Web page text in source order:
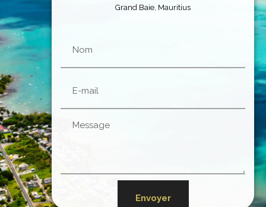
Grand Baie, Mauritius
Envoyer